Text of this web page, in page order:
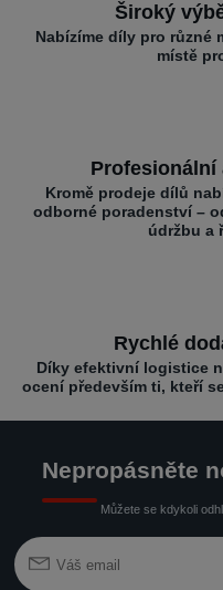
Široký
Nabízíme díly pro různé
místě
Profesionální
Kromě prodeje dílů
odborné poradenství –
údržbu a
Rychlé
Díky efektivní logistice
ocení především ti, kteří
Nepropásněte
Můžete se kdykoli